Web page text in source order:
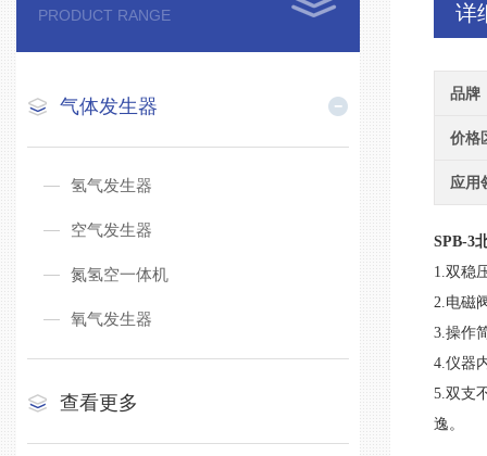
PRODUCT RANGE
气体发生器
氢气发生器
空气发生器
氮氢空一体机
氧气发生器
查看更多
详
品牌
价格
应用
SPB-3
1.双稳
2.电磁
3.操作
4.仪器
5.双支
逸。